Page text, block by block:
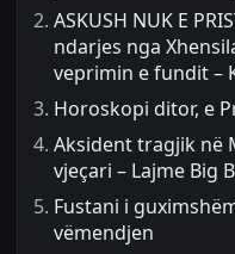
ASKUSH NUK E
ndarjes nga
veprimin e fundit –
Horoskopi ditor, e
Aksident tragjik në
vjeçari – Lajme Big
Fustani i
vëmendjen